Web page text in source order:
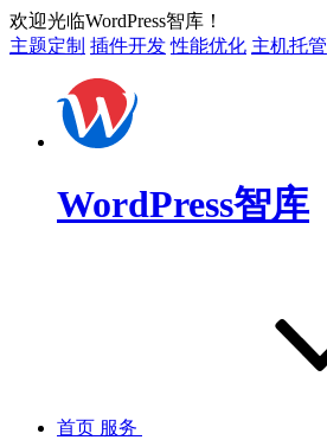
欢迎光临WordPress智库！
主题定制 插件开发 性能优化 主机托管
WordPress智库
首页 服务